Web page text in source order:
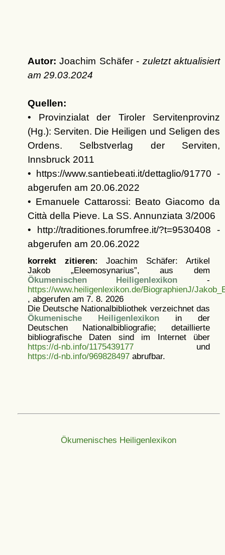
Autor: Joachim Schäfer - zuletzt aktualisiert
am 29.03.2024
Quellen:
• Provinzialat der Tiroler Servitenprovinz
(Hg.): Serviten. Die Heiligen und Seligen des
Ordens. Selbstverlag der Serviten,
Innsbruck 2011
• https://www.santiebeati.it/dettaglio/91770 -
abgerufen am 20.06.2022
• Emanuele Cattarossi: Beato Giacomo da
Città della Pieve. La SS. Annunziata 3/2006
• http://traditiones.forumfree.it/?t=9530408 -
abgerufen am 20.06.2022
korrekt zitieren: Joachim Schäfer: Artikel
Jakob „Eleemosynarius”, aus dem
Ökumenischen Heiligenlexikon -
https://www.heiligenlexikon.de/BiographienJ/
, abgerufen am 7. 8. 2026
Die Deutsche Nationalbibliothek verzeichnet das
Ökumenische Heiligenlexikonin der
Deutschen Nationalbibliografie; detaillierte
bibliografische Daten sind im Internet über
https://d-nb.info/1175439177und
https://d-nb.info/969828497abrufbar.
Ökumenisches Heiligenlexikon